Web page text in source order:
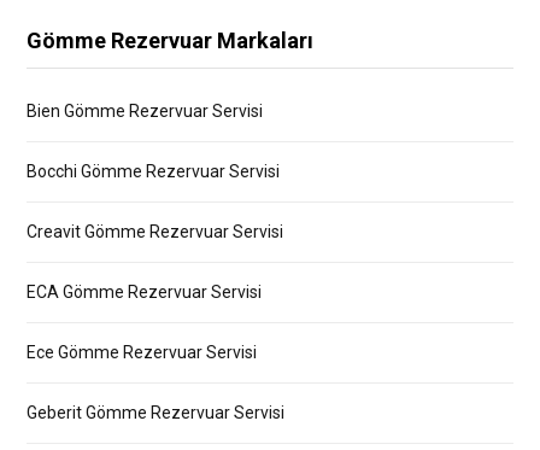
Gömme Rezervuar Markaları
Bien Gömme Rezervuar Servisi
Bocchi Gömme Rezervuar Servisi
Creavit Gömme Rezervuar Servisi
ECA Gömme Rezervuar Servisi
Ece Gömme Rezervuar Servisi
Geberit Gömme Rezervuar Servisi